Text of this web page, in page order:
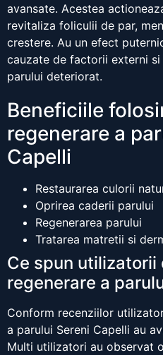
avansate. Acestea
revitaliza foliculii de par,
crestere. Au un efect
cauzate de factorii externi
parului deteriorat.
Beneficiile
regenerare a
Capelli
Restaurarea culorii
Oprirea caderii parului
Regenerarea parului
Tratarea matretii si
Ce spun utilizatorii
regenerare a
Conform recenziilor
a parului Sereni Capelli au
Multi utilizatori au observat